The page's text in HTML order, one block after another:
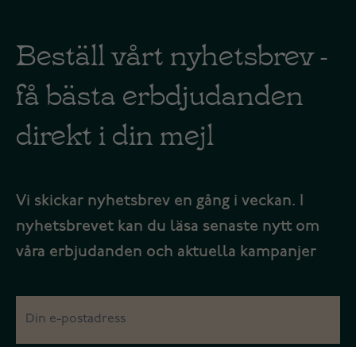
Beställ vårt nyhetsbrev -
få bästa erbdjudanden
direkt i din mejl
Vi skickar nyhetsbrev en gång i veckan. I
nyhetsbrevet kan du läsa senaste nytt om
våra erbjudanden och aktuella kampanjer